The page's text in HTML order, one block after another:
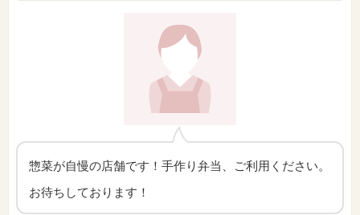
惣菜が自慢の店舗です！手作り弁当、ご利用ください。
お待ちしております！